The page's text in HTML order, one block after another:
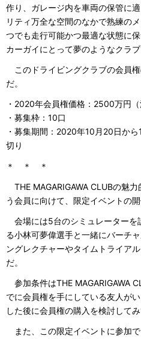
作り、ガレージ内を車両の保管に
リティ万全な空間のなかで熟練の
つでも走行可能かつ最適な状態に
カーガイにとって夢のようなクラブ
このドライビングクラブの会員
だ。
・2020年会員権価格：2500万円（
・募集枠：10口
・募集期間：2020年10月20日か
切り
＊ ＊ ＊
THE MAGARIGAWA CLUBの魅
う会員に向けて、限定イベントの開
会場には5台のシミュレーターを
る小林可夢偉選手と一緒にバーチ
ングレクチャーやタイムトライア
だ。
参加条件はTHE MAGARIGAWA
でに会員権を手にしている友人が
した後に会員権の購入を検討して
また、この限定イベントに参加